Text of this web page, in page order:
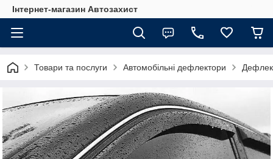
Інтернет-магазин Автозахист
Товари та послуги Автомобільні дефлектори